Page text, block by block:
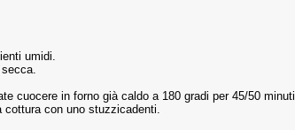
umidi.
cuocere in forno già caldo a 180 gradi per 45/50 minuti.
con uno stuzzicadenti.